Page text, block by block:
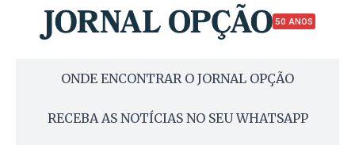
50 ANOS
ONDE ENCONTRAR O JORNAL OPÇÃO
RECEBA AS NOTÍCIAS NO SEU WHATSAPP